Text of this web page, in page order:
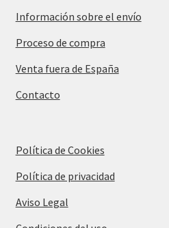
Información sobre el envío
Proceso de compra
Venta fuera de España
Contacto
Política de Cookies
Política de privacidad
Aviso Legal